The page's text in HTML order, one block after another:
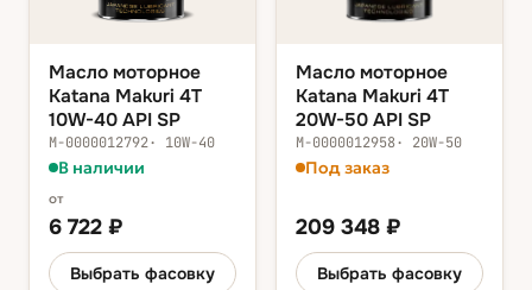
Масло моторное
Katana Makuri 4T
10W-40 API SP
М-0000012792· 10W-40
В наличии
от
6 722 ₽
Выбрать фасовку
Масло моторное
Katana Makuri 4T
20W-50 API SP
М-0000012958· 20W-50
Под заказ
209 348 ₽
Выбрать фасовку